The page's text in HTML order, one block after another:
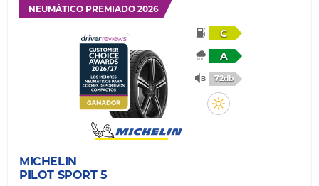
NEUMÁTICO PREMIADO 2026
C
A
72db
MICHELIN
PILOT SPORT 5